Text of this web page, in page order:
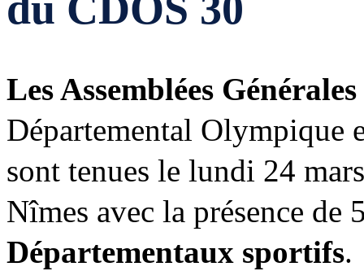
Les Assemblées
Départemental Olympique
sont tenues le lundi 24
Nîmes avec la présence
Départementaux sportifs.